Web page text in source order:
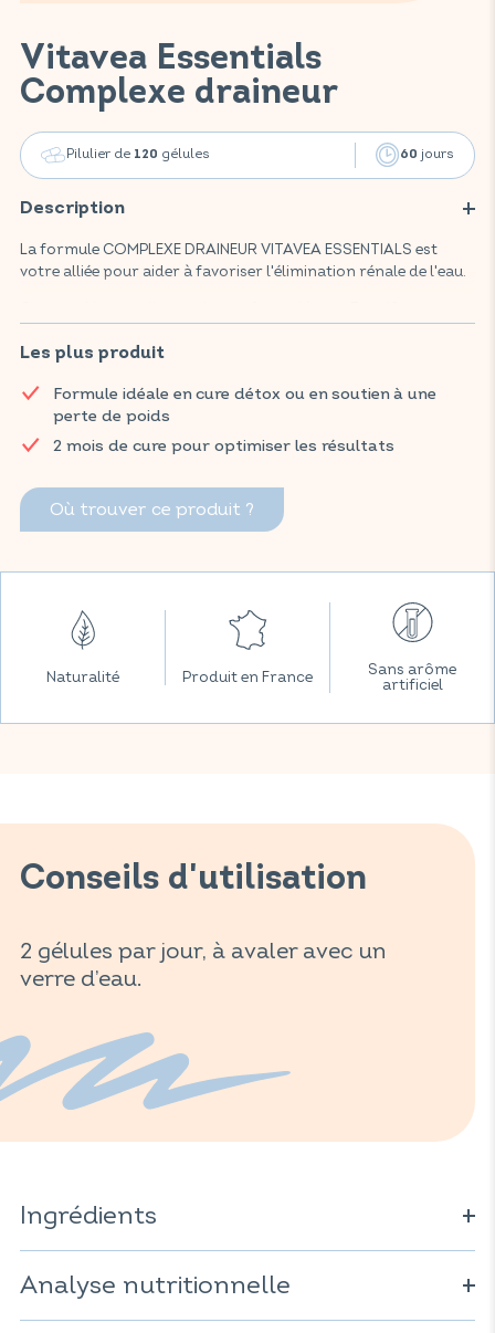
Vitavea Essentials
Complexe draineur
Pilulier de 120 gélules 60 jours
Description
La formule COMPLEXE DRAINEUR VITAVEA ESSENTIALS est
votre alliée pour aider à favoriser l'élimination rénale de l'eau.
reconnus pour leurs bienfaits et leur action drainante : frêne,
cassis, pissenlit, thé vert et artichaut.
Retrouvez vos produits VITAVEA ESSENTIALS dès maintenant
sur Amazon.
Les plus produit
Formule idéale en cure détox ou en soutien à une
perte de poids
2 mois de cure pour optimiser les résultats
Où trouver ce produit ?
Naturalité Produit en France
Sans arôme
artificiel
Conseils d'utilisation
2 gélules par jour, à avaler avec un
verre d’eau.
Ingrédients
frêne ( Fraxinus excelsior) ; extrait de cassis (
nigrum) ; anti-agglomérant : carbonate de calcium ; fibre
de pois (Pisum sativum) ; extrait de pissenlit (Taraxacum
Analyse nutritionnelle